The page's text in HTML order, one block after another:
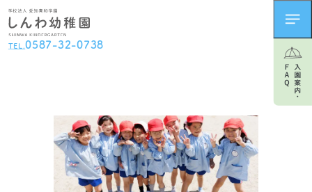
TEL.0587-32-0738